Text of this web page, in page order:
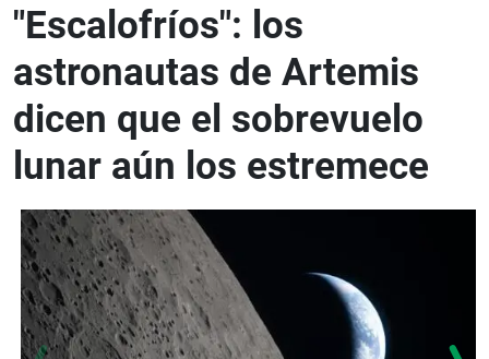
"Escalofríos": los
astronautas de Artemis
dicen que el sobrevuelo
lunar aún los estremece